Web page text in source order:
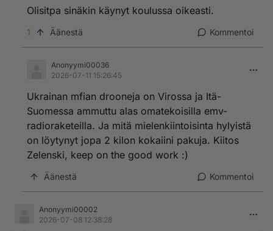
siellä on. Tutkat on pommitettu hajalle samoin kaikki
korkeammat mastot. Nyt venäjä alkaa keskittymään
suurimpiin voimaloihin sekä vesilaitoksiin toden
Olisitpa sinäkin käynyt koulussa oikeasti.
1 Äänestä Kommentoi
Anonyymi00036
2026-07-11 15:26:45
Ukrainan mfian drooneja on Virossa ja Itä-
Suomessa ammuttu alas omatekoisilla emv-
radioraketeilla. Ja mitä mielenkiintoisinta hylyistä
on löytynyt jopa 2 kilon kokaiini pakuja. Kiitos
Zelenski, keep on the good work :)
Äänestä Kommentoi
Anonyymi00002
2026-07-08 12:38:28